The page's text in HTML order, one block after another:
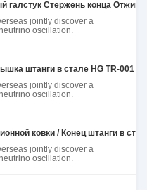
correctly. The manual
finding that sweet spot
r
галстук Стержень конца
jointly discover a
oscillation.
штанги в стале HG TR-001
jointly discover a
oscillation.
ковки / Конец штанги в
jointly discover a
oscillation.